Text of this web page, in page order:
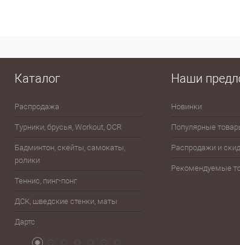
Каталог
Распродажа
Турники, брусья, Workout, OCR
Бадминтон, скейты, самокаты,
ролики
Теннис, пинг-понг
ДСК, шведские стенки, маты
Дартс
Эспандеры
Шахматы, шашки, лото,
Наши
Новинки
Популярные
Распродажи и
Рекомендуемые